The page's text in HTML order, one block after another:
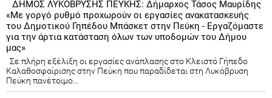
ΔΗΜΟΣ ΛΥΚΟΒΡΥΣΗΣ ΠΕΥΚΗΣ: Δήμαρχος Τάσος Μαυρίδης
«Με γοργό ρυθμό προχωρούν οι εργασίες ανακατασκευής
του Δημοτικού Γηπέδου Μπάσκετ στην Πεύκη - Εργαζόμαστε
για την άρτια κατάσταση όλων των υποδομών του Δήμου
μας»
Σε πλήρη εξέλιξη οι εργασίες ανάπλασης στο Κλειστό Γήπεδο
Καλαθοσφαίρισης στην Πεύκη που παραδίδεται στη Λυκόβρυση
Πεύκη πανέτοιμο...